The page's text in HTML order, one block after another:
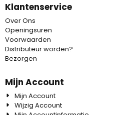
Klantenservice
Over Ons
Openingsuren
Voorwaarden
Distributeur worden?
Bezorgen
Mijn Account
Mijn Account
Wijzig Account